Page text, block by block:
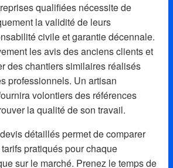
qualifiées nécessite de
la validité de leurs
civile et garantie décennale.
les avis des anciens clients et
des chantiers similaires réalisés
professionnels. Un artisan
volontiers des références
la qualité de son travail.
détaillés permet de comparer
pratiqués pour chaque
sur le marché. Prenez le temps de